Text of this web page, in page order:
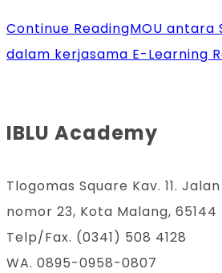
Continue ReadingMOU antara
dalam kerjasama E-Learning
IBLU Academy
Tlogomas Square Kav. 11.
nomor 23, Kota Malang, 65144
Telp/Fax. (0341) 508 4128
WA. 0895-0958-0807